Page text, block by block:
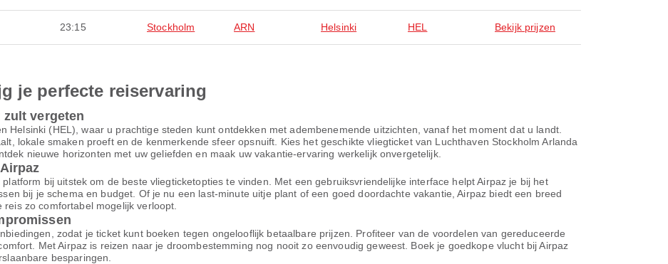
23:15 Stockholm ARN Helsinki HEL Bekijk prijzen
je perfecte reiservaring
vergeten
Helsinki (HEL), waar u prachtige steden kunt ontdekken met adembenemende uitzichten, vanaf het moment dat u landt.
lokale smaken proeft en de kenmerkende sfeer opsnuift. Kies het geschikte vliegticket van Luchthaven Stockholm Arlanda
nieuwe horizonten met uw geliefden en maak uw vakantie-ervaring werkelijk onvergetelijk.
bij uitstek om de beste vliegticketopties te vinden. Met een gebruiksvriendelijke interface helpt Airpaz je bij het
bij je schema en budget. Of je nu een last-minute uitje plant of een goed doordachte vakantie, Airpaz biedt een breed
zo comfortabel mogelijk verloopt.
zodat je ticket kunt boeken tegen ongelooflijk betaalbare prijzen. Profiteer van de voordelen van gereduceerde
Met Airpaz is reizen naar je droombestemming nog nooit zo eenvoudig geweest. Boek je goedkope vlucht bij Airpaz
besparingen.